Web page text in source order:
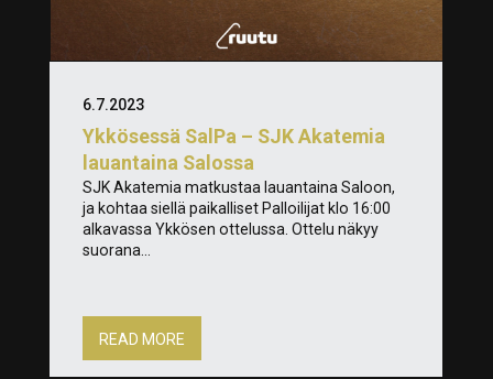
Ykkösessä SalPa – SJK Akatemia
lauantaina Salossa
6.7.2023
SJK Akatemia matkustaa lauantaina Saloon,
ja kohtaa siellä paikalliset Palloilijat klo 16:00
alkavassa Ykkösen ottelussa. Ottelu näkyy
suorana...
READ MORE